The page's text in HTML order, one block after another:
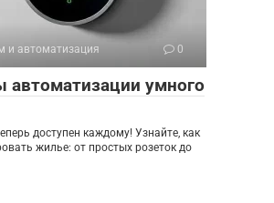
и автоматизация 0
автоматизации умного
доступен каждому! Узнайте, как
жилье: от простых розеток до